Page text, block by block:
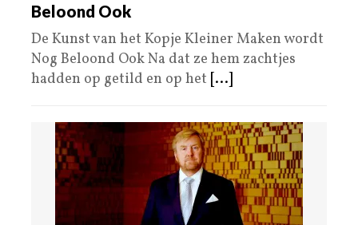
Beloond Ook
De Kunst van het Kopje Kleiner Maken wordt
Nog Beloond Ook Na dat ze hem zachtjes
hadden op getild en op het [...]